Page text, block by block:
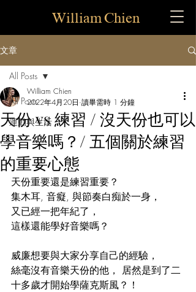
William Chien
文章
All Posts
運動與生活
All Posts
天份 vs 練習 / 沒天份也可以
學音樂嗎？/ 五個關於練習
的重要心態
William Chien
2022年4月20日 讀畢需時 1 分鐘
天份重要還是練習重要？
集木耳, 音癡, 與節奏白痴於一身，
又已經一把年紀了，
這樣還能學好音樂嗎？
威廉想要與大家分享自己的經驗，
絲毫沒有音樂天份的他， 居然是到了二
十多歲才開始學薩克斯風？！